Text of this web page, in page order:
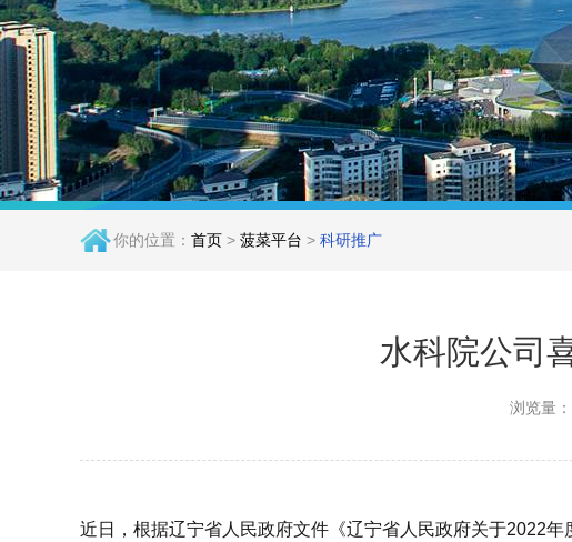
你的位置： 首页 > 菠菜平台 > 科研推广
水科院公司
浏览量
近日，根据辽宁省人民政府文件《辽宁省人民政府关于2022年